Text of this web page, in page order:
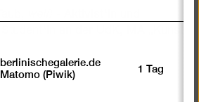
berlinischegalerie.de
Matomo (Piwik)
1 Tag